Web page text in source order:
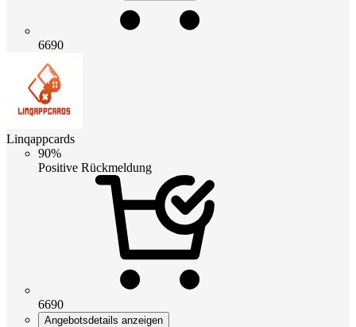
6690
Linqappcards
90%
Positive Rückmeldung
6690
Angebotsdetails anzeigen